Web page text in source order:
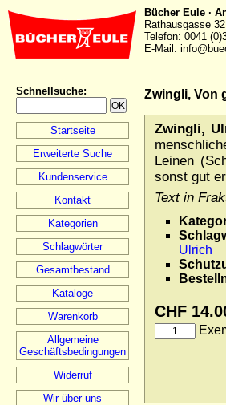
Bücher Eule ·
Rathausgasse
Telefon: 0041
E-Mail:
Schnellsuche:
Startseite
Erweiterte Suche
Kundenservice
Kontakt
Kategorien
Schlagwörter
Gesamtbestand
Kataloge
Warenkorb
Allgemeine
Geschäftsbedingungen
Widerruf
Wir über uns
Zwingli, Von
Zwingli,
Leinen
sonst gut
Text in
Ulrich
CHF